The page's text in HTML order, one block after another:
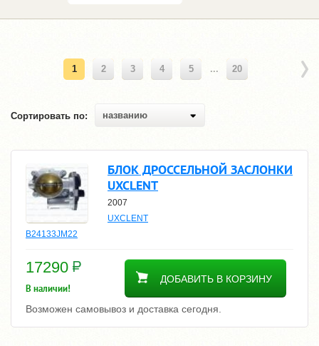
1 2 3 4 5 ... 20
Сортировать по: названию
БЛОК ДРОССЕЛЬНОЙ ЗАСЛОНКИ
UXCLENT
2007
UXCLENT
B24133JM22
17290
ДОБАВИТЬ В КОРЗИНУ
В наличии!
Возможен самовывоз и доставка сегодня.